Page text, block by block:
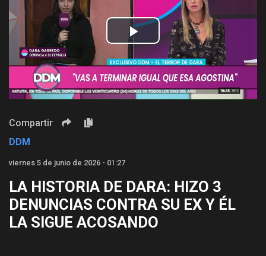
Play
Video
Compartir
DDM
viernes 5 de junio de 2026 - 01:27
LA HISTORIA DE DARA: HIZO 3
DENUNCIAS CONTRA SU EX Y ÉL
LA SIGUE ACOSANDO